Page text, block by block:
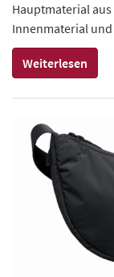
Hauptmaterial
Innenmaterial
Weiterlesen